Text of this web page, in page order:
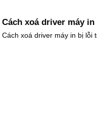
Cách xoá driver máy
Cách xoá driver máy in bị lỗi